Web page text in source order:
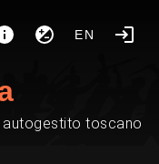
EN
toscano